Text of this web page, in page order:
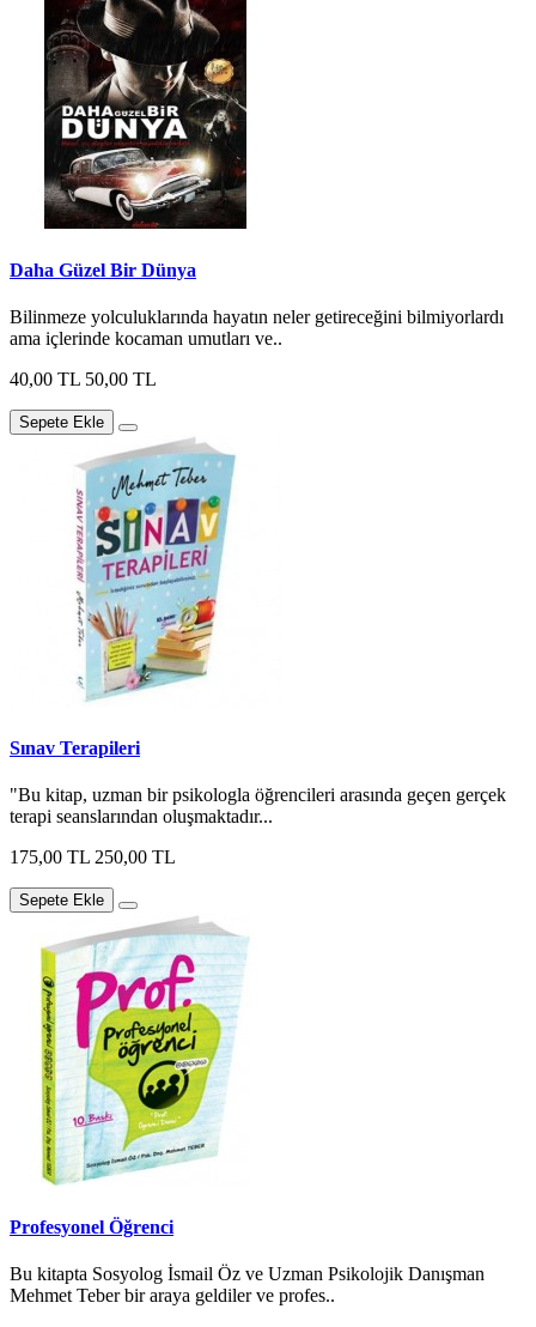
Daha Güzel Bir Dünya
Bilinmeze yolculuklarında hayatın neler getireceğini bilmiyorlardı
ama içlerinde kocaman umutları ve..
40,00 TL 50,00 TL
Sepete Ekle
Sınav Terapileri
"Bu kitap, uzman bir psikologla öğrencileri arasında geçen gerçek
terapi seanslarından oluşmaktadır...
175,00 TL 250,00 TL
Sepete Ekle
Profesyonel Öğrenci
Bu kitapta Sosyolog İsmail Öz ve Uzman Psikolojik Danışman
Mehmet Teber bir araya geldiler ve profes..